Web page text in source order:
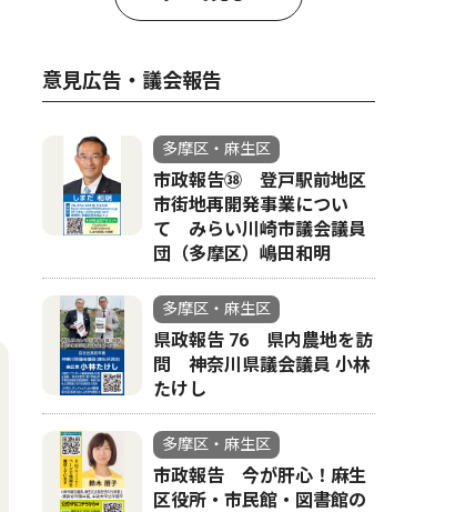
意見広告・議会報告
多摩区・麻生区
市政報告㊳ 登戸駅前地区
市街地再開発事業につい
て みらい川崎市議会議員
団（多摩区）嶋田和明
多摩区・麻生区
県政報告 76 県内農地を訪
問 神奈川県議会議員 小林
たけし
多摩区・麻生区
市政報告 今が肝心！麻生
区役所・市民館・図書館の